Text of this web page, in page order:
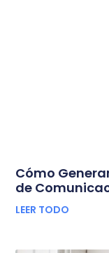
Cómo
de
LEER TODO